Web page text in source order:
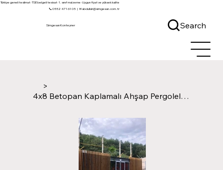
Simgesan Konteyner Search
Türkiye geneli teslimat · TSE belgeli tesisat · 1. sınıf malzeme · Uygun fiyat ve yüksek kalite
📞 0552 471 61 05 |✉ abdullah@simgesan.com.tr
>
4x8 Betopan Kaplamalı Ahşap Pergoleli Konteyner Ev ve Ofis